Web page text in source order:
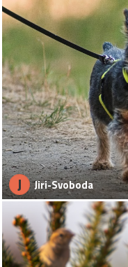
J Jiri-Svoboda